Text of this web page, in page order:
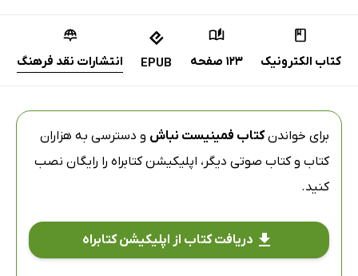
کتاب الکترونیک 123 صفحه EPUB انتشارات نقد فرهنگ
برای خواندنکتاب فمینیست نباش و دسترسی به هزاران
کتاب و کتاب صوتی دیگر، اپلیکیشن کتابراه را رایگان نصب
کنید.
دریافت کتاب از اپلیکیشن کتابراه